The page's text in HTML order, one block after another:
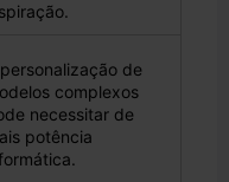
de
complexos
necessitar de
potência